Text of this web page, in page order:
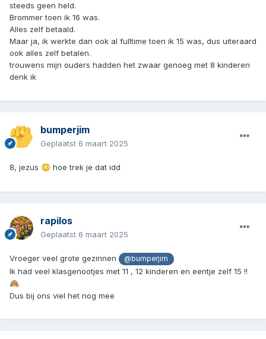
steeds geen held.
Brommer toen ik 16 was.
Alles zelf betaald.
Maar ja, ik werkte dan ook al fulltime toen ik 15 was, dus uiteraard
ook alles zelf betalen.
trouwens mijn ouders hadden het zwaar genoeg met 8 kinderen
denk ik
bumperjim
Geplaatst 6 maart 2025
8, jezus 😳 hoe trek je dat idd
rapilos
Geplaatst 6 maart 2025
Vroeger veel grote gezinnen @bumperjim
Ik had veel klasgenootjes met 11 , 12 kinderen en eentje zelf 15 !!
🙈
Dus bij ons viel het nog mee